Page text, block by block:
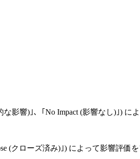
影響)｣、｢No Impact (影響なし)｣) に
(クローズ済み)｣) によって影響評価